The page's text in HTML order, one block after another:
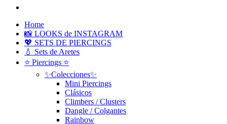
Home
📸 LOOKS de INSTAGRAM
💖 SETS DE PIERCINGS
💧 Sets de Aretes
⭐ Piercings ⭐
✨Colecciones✨
Mini Piercings
Clásicos
Climbers / Clusters
Dangle / Colgantes
Rainbow